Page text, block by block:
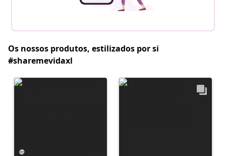
Os nossos produtos, estilizados por si
#sharemevidaxl